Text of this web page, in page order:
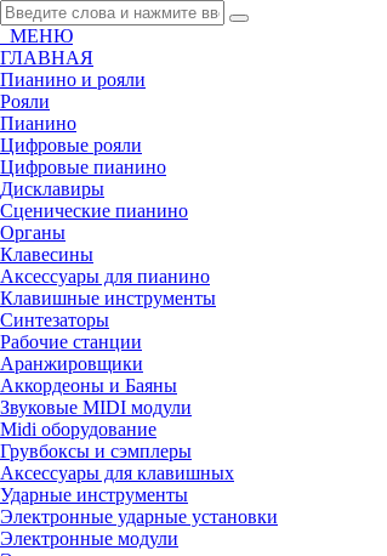
МЕНЮ
ГЛАВНАЯ
Пианино и рояли
Рояли
Пианино
Цифровые рояли
Цифровые пианино
Дисклавиры
Сценические пианино
Органы
Клавесины
Аксессуары для пианино
Клавишные инструменты
Синтезаторы
Рабочие станции
Аранжировщики
Аккордеоны и Баяны
Звуковые MIDI модули
Midi оборудование
Грувбоксы и сэмплеры
Аксессуары для клавишных
Ударные инструменты
Электронные ударные установки
Электронные модули